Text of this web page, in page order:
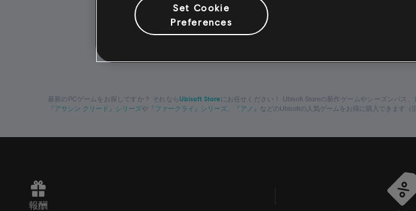
最新のPCゲームをお探しですか？ それならUbisoft Storeにお任せください！ Ubisoft Storeの新作ゲームやシーズンパス、
『アサシン クリード』シリーズや 『ファークライ』シリーズ 『アノ』 などのUbisoftの人気ゲームをお得に購入できます（
報酬
Set Cookie
Preferences